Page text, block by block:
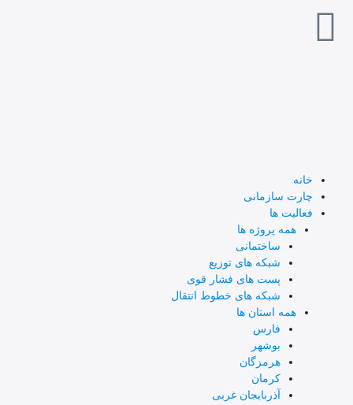
خانه
چارت سازمانی
فعالیت ها
همه پروژه ها
ساختمانی
شبکه های توزیع
پست های فشار قوی
شبکه های خطوط انتقال
همه استان ها
فارس
بوشهر
هرمزگان
کرمان
آذربایجان غربی